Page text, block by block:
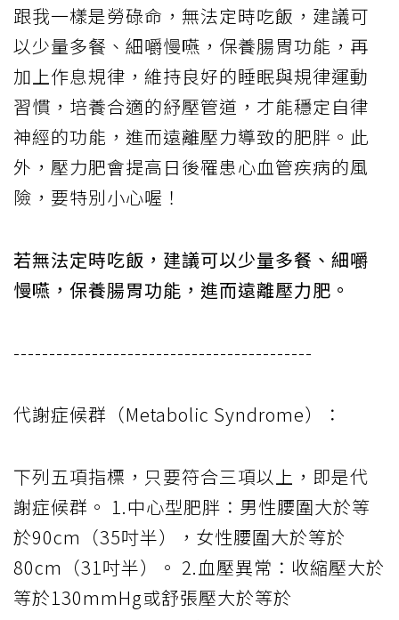
跟我一樣是勞碌命，無法定時吃飯，建議可
以少量多餐、細嚼慢嚥，保養腸胃功能，再
加上作息規律，維持良好的睡眠與規律運動
習慣，培養合適的紓壓管道，才能穩定自律
神經的功能，進而遠離壓力導致的肥胖。此
外，壓力肥會提高日後罹患心血管疾病的風
險，要特別小心喔！
若無法定時吃飯，建議可以少量多餐、細嚼
慢嚥，保養腸胃功能，進而遠離壓力肥。
------------------------------------------
代謝症候群（Metabolic Syndrome）：
下列五項指標，只要符合三項以上，即是代
謝症候群。 1.中心型肥胖：男性腰圍大於等
於90cm（35吋半），女性腰圍大於等於
80cm（31吋半）。 2.血壓異常：收縮壓大於
等於130mmHg或舒張壓大於等於